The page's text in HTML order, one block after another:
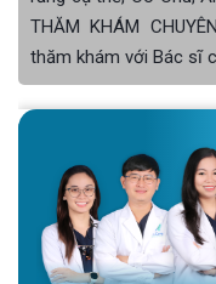
THĂM KHÁM
thăm khám với Bác sĩ